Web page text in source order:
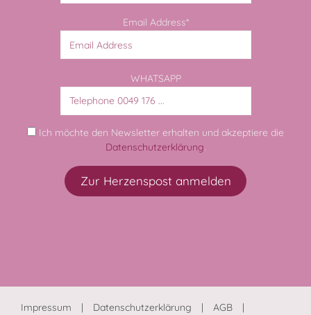
Email Address*
WHATSAPP
Ich möchte den Newsletter erhalten und akzeptiere die
Datenschutzerklärung.
Impressum Datenschutzerklärung AGB